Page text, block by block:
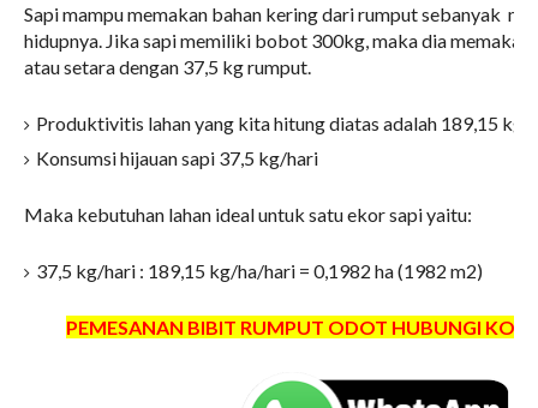
Sapi mampu memakan bahan kering dari rumput sebanyak
hidupnya. Jika sapi memiliki bobot 300kg, maka dia memakan
atau setara dengan 37,5 kg rumput.
Produktivitis lahan yang kita hitung diatas adalah 189,15 kg/
Konsumsi hijauan sapi 37,5 kg/hari
Maka kebutuhan lahan ideal untuk satu ekor sapi yaitu:
37,5 kg/hari : 189,15 kg/ha/hari = 0,1982 ha (1982 m2)
PEMESANAN BIBIT RUMPUT ODOT HUBUNGI